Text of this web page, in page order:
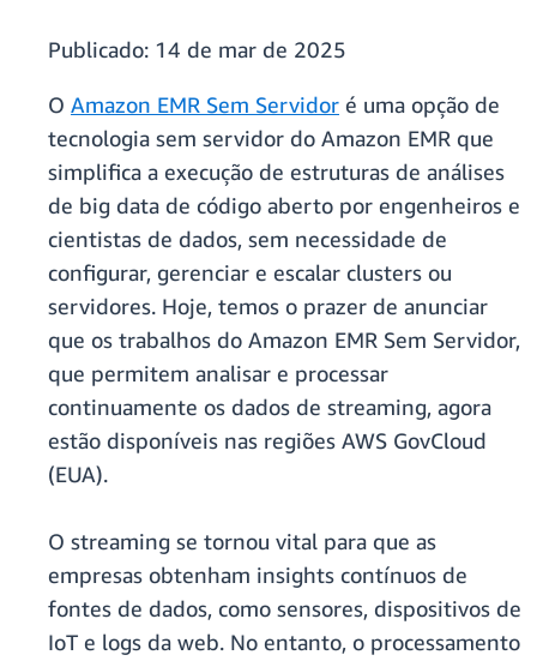
Publicado: 14 de mar de 2025
O Amazon EMR Sem Servidor é uma opção de
tecnologia sem servidor do Amazon EMR que
simplifica a execução de estruturas de análises
de big data de código aberto por engenheiros e
cientistas de dados, sem necessidade de
configurar, gerenciar e escalar clusters ou
servidores. Hoje, temos o prazer de anunciar
que os trabalhos do Amazon EMR Sem Servidor,
que permitem analisar e processar
continuamente os dados de streaming, agora
estão disponíveis nas regiões AWS GovCloud
(EUA).
O streaming se tornou vital para que as
empresas obtenham insights contínuos de
fontes de dados, como sensores, dispositivos de
IoT e logs da web. No entanto, o processamento